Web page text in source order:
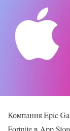
Компания Epic
Fortnite в App